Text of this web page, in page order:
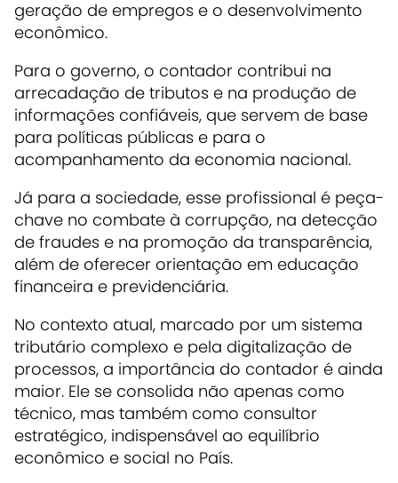
geração de empregos e o desenvolvimento
econômico.
Para o governo, o contador contribui na
arrecadação de tributos e na produção de
informações confiáveis, que servem de base
para políticas públicas e para o
acompanhamento da economia nacional.
Já para a sociedade, esse profissional é peça-
chave no combate à corrupção, na detecção
de fraudes e na promoção da transparência,
além de oferecer orientação em educação
financeira e previdenciária.
No contexto atual, marcado por um sistema
tributário complexo e pela digitalização de
processos, a importância do contador é ainda
maior. Ele se consolida não apenas como
técnico, mas também como consultor
estratégico, indispensável ao equilíbrio
econômico e social no País.